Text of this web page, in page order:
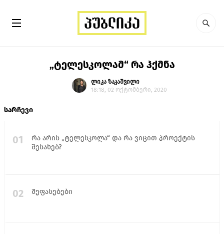
„ტელესკოლამ“ რა ჰქმნა
ლიკა ზაკაშვილი
18:18, 02 ოქტომბერი, 2020
სარჩევი
01
რა არის „ტელესკოლა“ და რა ვიცით პროექტის
შესახებ?
02 შეფასებები